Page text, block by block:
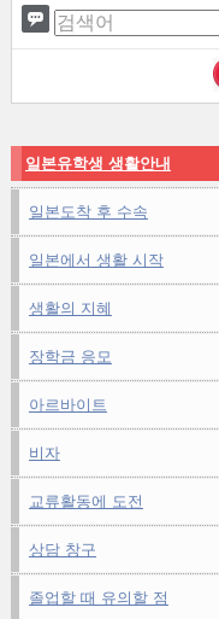
일본유학생 생활안내
일본도착 후 수속
일본에서 생활 시작
생활의 지혜
장학금 응모
아르바이트
비자
교류활동에 도전
상담 창구
졸업할 때 유의할 점